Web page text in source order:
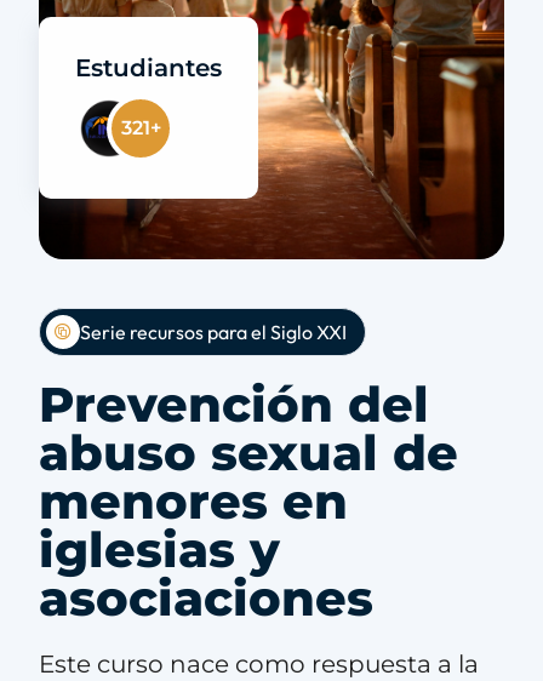
Estudiantes
321+
Serie recursos para el Siglo XXI
Prevención del
abuso sexual de
menores en
iglesias y
asociaciones
Este curso nace como respuesta a la